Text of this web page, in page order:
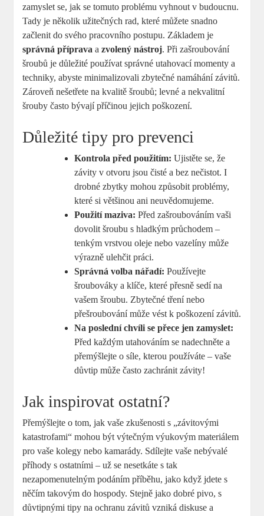
zamyslet se, jak se tomuto problému vyhnout v budoucnu.
Tady je několik užitečných rad, které můžete snadno
začlenit do svého pracovního postupu. Základem je
správná příprava azvolený nástroj. Při zašroubování
šroubů je důležité používat správné utahovací momenty a
techniky, abyste minimalizovali zbytečné namáhání závitů.
Zároveň nešetřete na kvalitě šroubů; levné a nekvalitní
šrouby často bývají příčinou jejich poškození.
Důležité tipy pro prevenci
Kontrola před použitím: Ujistěte se, že
závity v otvoru jsou čisté a bez nečistot. I
drobné zbytky mohou způsobit problémy,
které si většinou ani neuvědomujeme.
Použití maziva: Před zašroubováním vaši
dovolit šroubu s hladkým průchodem –
tenkým vrstvou oleje nebo vazelíny může
výrazně ulehčit práci.
Správná volba nářadí: Používejte
šroubováky a klíče, které přesně sedí na
vašem šroubu. Zbytečné tření nebo
přešroubování může vést k poškození závitů.
Na poslední chvíli se přece jen zamyslet:
Před každým utahováním se nadechněte a
přemýšlejte o síle, kterou používáte – vaše
důvtip může často zachránit závity!
Jak inspirovat ostatní?
Přemýšlejte o tom, jak vaše zkušenosti s „závitovými
katastrofami“ mohou být výtečným výukovým materiálem
pro vaše kolegy nebo kamarády. Sdílejte vaše nebývalé
příhody s ostatními – už se nesetkáte s tak
nezapomenutelným podáním příběhu, jako když jdete s
něčím takovým do hospody. Stejně jako dobré pivo, s
důvtipnými tipy na ochranu závitů vzniká diskuse a